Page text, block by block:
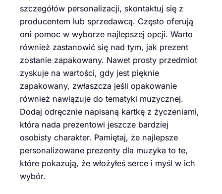
szczegółów personalizacji, skontaktuj się z
producentem lub sprzedawcą. Często oferują
oni pomoc w wyborze najlepszej opcji. Warto
również zastanowić się nad tym, jak prezent
zostanie zapakowany. Nawet prosty przedmiot
zyskuje na wartości, gdy jest pięknie
zapakowany, zwłaszcza jeśli opakowanie
również nawiązuje do tematyki muzycznej.
Dodaj odręcznie napisaną kartkę z życzeniami,
która nada prezentowi jeszcze bardziej
osobisty charakter. Pamiętaj, że najlepsze
personalizowane prezenty dla muzyka to te,
które pokazują, że włożyłeś serce i myśl w ich
wybór.